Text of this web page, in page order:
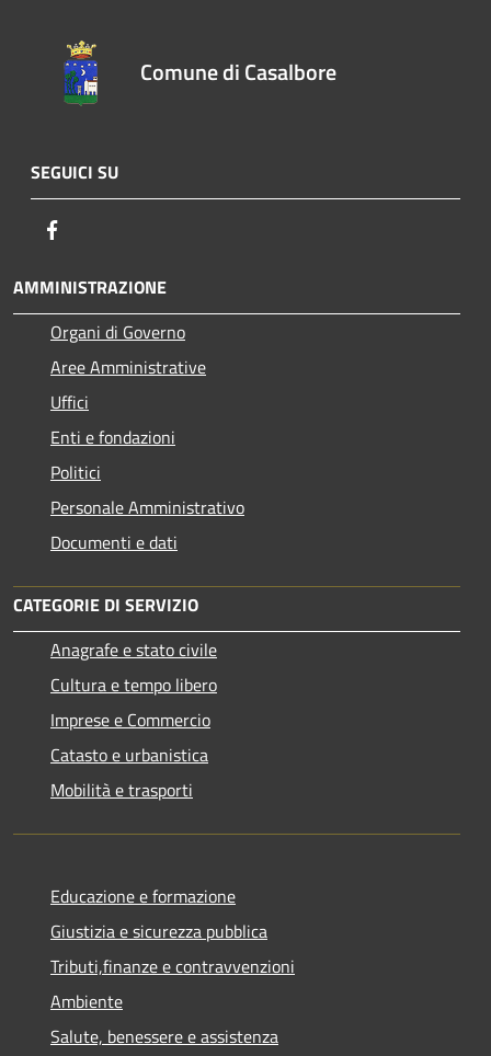
Comune di Casalbore
SEGUICI SU
AMMINISTRAZIONE
Organi di Governo
Aree Amministrative
Uffici
Enti e fondazioni
Politici
Personale Amministrativo
Documenti e dati
CATEGORIE DI SERVIZIO
Anagrafe e stato civile
Cultura e tempo libero
Imprese e Commercio
Catasto e urbanistica
Mobilità e trasporti
Educazione e formazione
Giustizia e sicurezza pubblica
Tributi,finanze e contravvenzioni
Ambiente
Salute, benessere e assistenza